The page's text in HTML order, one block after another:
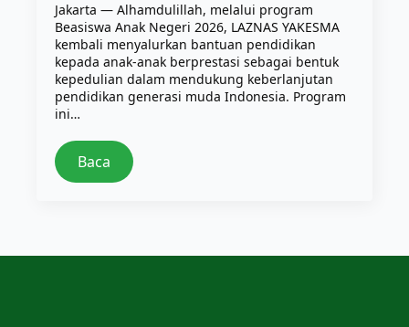
Jakarta — Alhamdulillah, melalui program
Beasiswa Anak Negeri 2026, LAZNAS YAKESMA
kembali menyalurkan bantuan pendidikan
kepada anak-anak berprestasi sebagai bentuk
kepedulian dalam mendukung keberlanjutan
pendidikan generasi muda Indonesia. Program
ini…
Baca